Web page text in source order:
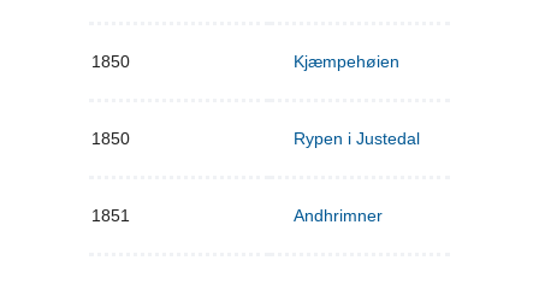
1850 Kjæmpehøien
1850 Rypen i Justedal
1851 Andhrimner